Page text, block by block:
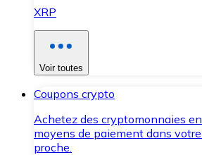
XRP
Voir toutes
Coupons crypto
Achetez des cryptomonnaies
moyens de paiement dans
proche.